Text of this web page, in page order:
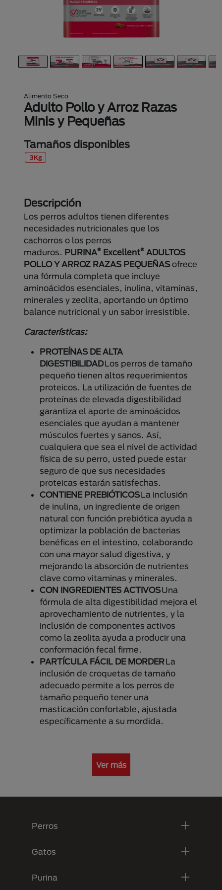
Alimento Seco
Adulto Pollo y Arroz Razas
Minis y Pequeñas
Tamaños disponibles
3Kg
Descripción
Los perros adultos tienen diferentes
necesidades nutricionales que los
cachorros o los perros
maduros. PURINA® Excellent® ADULTOS
POLLO Y ARROZ RAZAS PEQUEÑAS ofrece
una fórmula completa que incluye
aminoácidos esenciales, inulina, vitaminas,
minerales y zeolita, aportando un óptimo
balance nutricional y un sabor irresistible.
Características:
PROTEÍNAS DE ALTA
DIGESTIBILIDADLos perros de tamaño
pequeño tienen altos requerimientos
proteicos. La utilización de fuentes de
proteínas de elevada digestibilidad
garantiza el aporte de aminoácidos
esenciales que ayudan a mantener
músculos fuertes y sanos. Así,
cualquiera que sea el nivel de actividad
física de su perro, usted puede estar
seguro de que sus necesidades
proteicas estarán satisfechas.
CONTIENE PREBIÓTICOSLa inclusión
de inulina, un ingrediente de origen
natural con función prebiótica ayuda a
optimizar la población de bacterias
benéficas en el intestino, colaborando
con una mayor salud digestiva, y
mejorando la absorción de nutrientes
clave como vitaminas y minerales.
CON INGREDIENTES ACTIVOSUna
fórmula de alta digestibilidad mejora el
aprovechamiento de nutrientes, y la
inclusión de componentes activos
como la zeolita ayuda a producir una
conformación fecal firme.
PARTÍCULA FÁCIL DE MORDERLa
inclusión de croquetas de tamaño
adecuado permite a los perros de
tamaño pequeño tener una
masticación confortable, ajustada
específicamente a su mordida.
Ver más
Perros
Gatos
Purina